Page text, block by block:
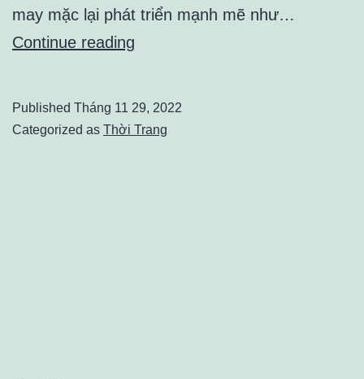
may mặc lại phát triển mạnh mẽ như…
Continue reading
áo
Published Tháng 11 29, 2022
Categorized as Thời Trang